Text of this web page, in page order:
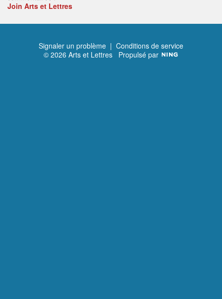
Join Arts et Lettres
Signaler un problème | Conditions de service
© 2026 Arts et Lettres Propulsé par